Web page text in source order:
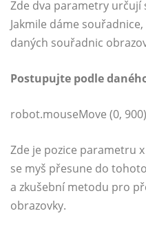
Zde dva parametry určují
Jakmile dáme
daných souřadnic
Postupujte podle
robot.mouseMove (0,
Zde je pozice parametru
se myš přesune do
a zkušební metodu pro
obrazovky.